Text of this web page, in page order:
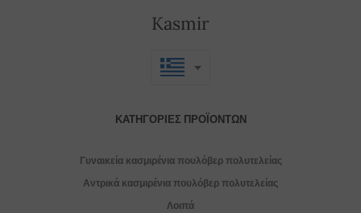
Kasmir
ΚΑΤΗΓΟΡΊΕΣ ΠΡΟΪΌΝΤΩΝ
Γυναικεία κασμιρένια πουλόβερ πολυτελείας
Αντρικά κασμιρένια πουλόβερ πολυτελείας
Λοιπά